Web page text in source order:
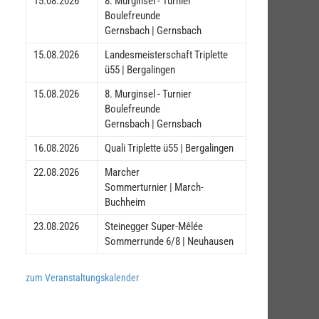
Boulefreunde
Gernsbach | Gernsbach
15.08.2026
Landesmeisterschaft Triplette
ü55 | Bergalingen
15.08.2026
8. Murginsel - Turnier
Boulefreunde
Gernsbach | Gernsbach
16.08.2026
Quali Triplette ü55 | Bergalingen
22.08.2026
Marcher
Sommerturnier | March-
Buchheim
23.08.2026
Steinegger Super-Mêlée
Sommerrunde 6/8 | Neuhausen
zum Veranstaltungskalender